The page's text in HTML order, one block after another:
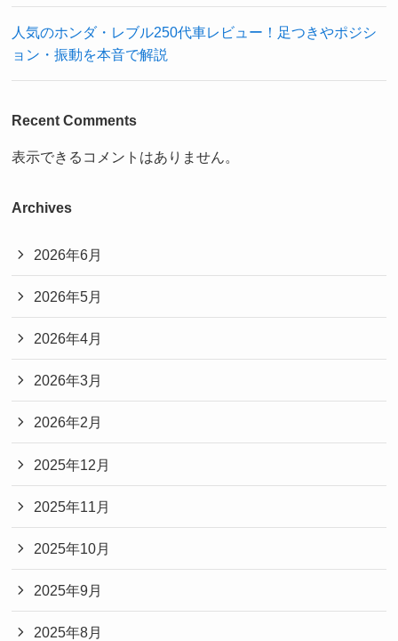
人気のホンダ・レブル250代車レビュー！足つきやポジシ
ョン・振動を本音で解説
Recent Comments
表示できるコメントはありません。
Archives
2026年6月
2026年5月
2026年4月
2026年3月
2026年2月
2025年12月
2025年11月
2025年10月
2025年9月
2025年8月